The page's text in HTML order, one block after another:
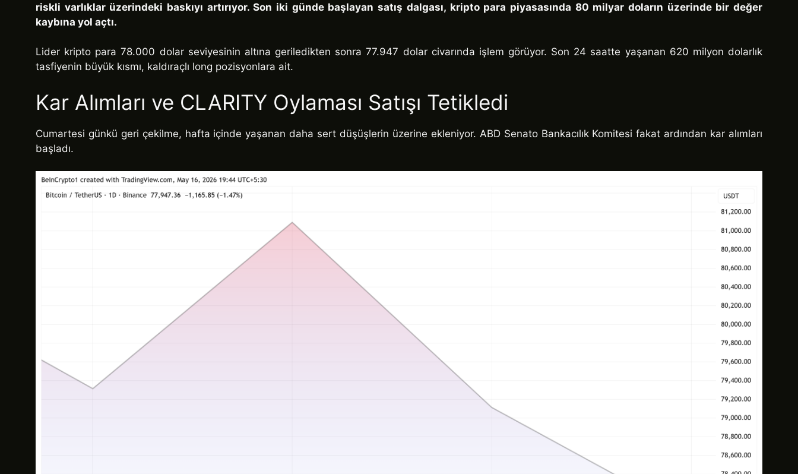
riskli varlıklar üzerindeki baskıyı artırıyor. Son iki günde başlayan satış dalgası, kripto para piyasasında 80 milyar doların üzerinde bir değer
kaybına yol açtı.
Lider kripto para 78.000 dolar seviyesinin altına geriledikten sonra 77.947 dolar civarında işlem görüyor. Son 24 saatte yaşanan 620 milyon dolarlık
tasfiyenin büyük kısmı, kaldıraçlı long pozisyonlara ait.
Kar Alımları ve CLARITY Oylaması Satışı Tetikledi
Cumartesi günkü geri çekilme, hafta içinde yaşanan daha sert düşüşlerin üzerine ekleniyor. ABD Senato Bankacılık Komitesi fakat ardından kar alımları
başladı.